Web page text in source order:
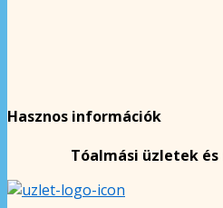
Hasznos információk
Tóalmási üzletek